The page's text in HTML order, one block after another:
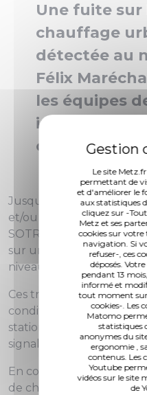
Le site
permettant de
et d'améliorer le
aux statistiques
cliquez sur -
Metz et ses
cookies sur
navigation. Si
refuser-, ces
déposés.
pendant 13
informé et
tout moment sur
cookies-. Les
Matomo
statistiques
anonymes du
ergonomie ,
contenus. Les
Youtube
vidéos sur le site
de
Une fuite sur
chauffage
détectée au
Félix
les équipes
cette fuite.
Jusqu'au 3 mai (sous
et/ou météorologiques),
SOTRAVAL
sur une fuite sur le
niveau du n°13 quai
Ces travaux entraînent
conditions habituelles
stationnement, selon
signalisation mise en
En conséquence, une
de chantier vient d’être